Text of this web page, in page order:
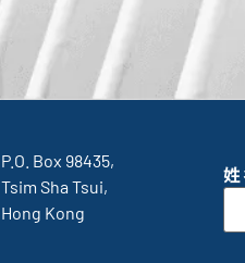
P.O. Box 98435,
Tsim Sha Tsui,
Hong Kong